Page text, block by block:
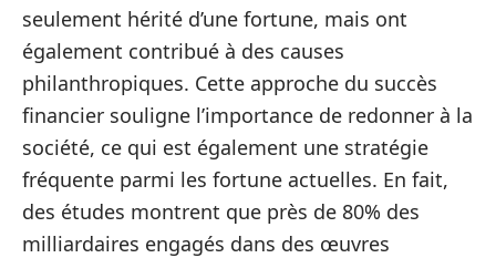
seulement hérité d’une fortune, mais ont
également contribué à des causes
philanthropiques. Cette approche du succès
financier souligne l’importance de redonner à la
société, ce qui est également une stratégie
fréquente parmi les fortune actuelles. En fait,
des études montrent que près de 80% des
milliardaires engagés dans des œuvres